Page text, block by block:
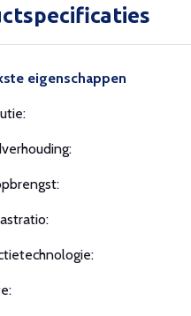
eigenschappen